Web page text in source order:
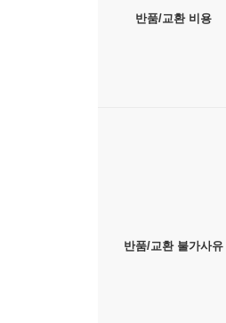
반품/교환 비용
반품/교환 불가사유